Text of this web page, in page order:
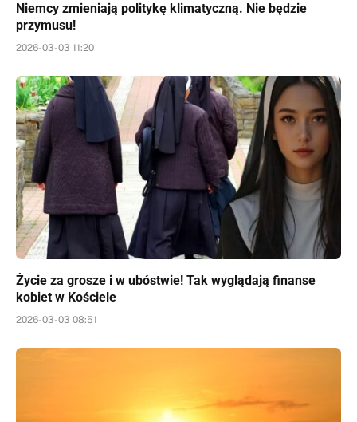
Niemcy zmieniają politykę klimatyczną. Nie będzie
przymusu!
2026-03-03 11:20
Życie za grosze i w ubóstwie! Tak wyglądają finanse
kobiet w Kościele
2026-03-03 08:51